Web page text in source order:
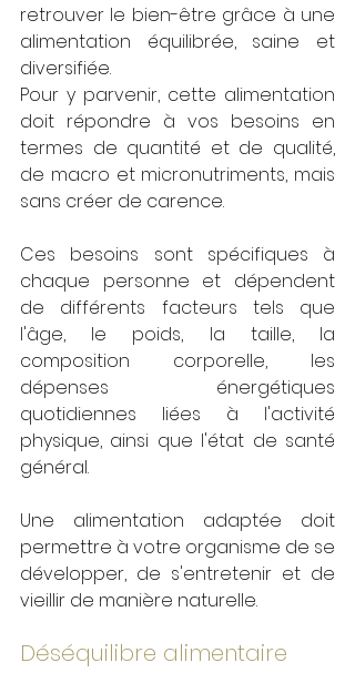
retrouver le bien-être grâce à une
alimentation équilibrée, saine et
diversifiée.
Pour y parvenir, cette alimentation
doit répondre à vos besoins en
termes de quantité et de qualité,
de macro et micronutriments, mais
sans créer de carence.
Ces besoins sont spécifiques à
chaque personne et dépendent
de différents facteurs tels que
l'âge, le poids, la taille, la
composition corporelle, les
dépenses énergétiques
quotidiennes liées à l'activité
physique, ainsi que l'état de santé
général.
Une alimentation adaptée doit
permettre à votre organisme de se
développer, de s'entretenir et de
vieillir de manière naturelle.
Déséquilibre alimentaire